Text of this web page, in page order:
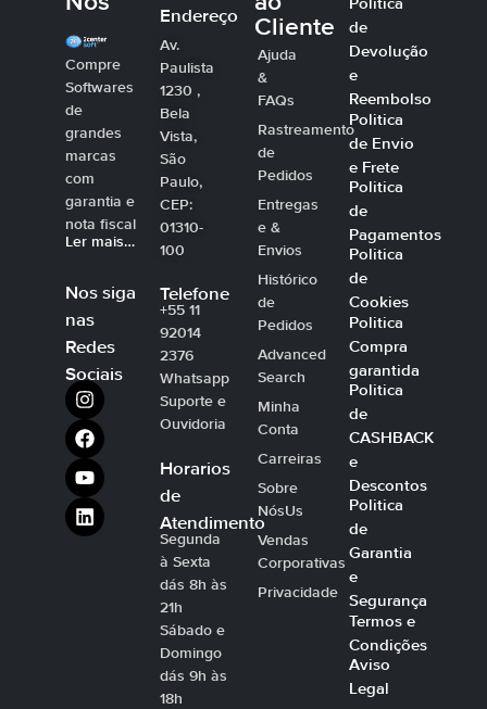
Compre
Softwares
de
grandes
marcas
com
garantia e
nota fiscal
Ler mais…
Nos siga
nas
Redes
Sociais
Endereço
Av.
Paulista
1230 ,
Bela
Vista,
São
Paulo,
CEP:
01310-
100
Telefone
+55 11
92014
2376
Whatsapp
Suporte e
Ouvidoria
Horarios
de
Atendimento
Segunda
à Sexta
dás 8h às
21h
Sábado e
Domingo
dás 9h às
18h
Cliente
Ajuda
&
FAQs
Rastreamento
de
Pedidos
Entregas
e &
Envios
Histórico
de
Pedidos
Advanced
Search
Minha
Conta
Carreiras
Sobre
NósUs
Vendas
Corporativas
Privacidade
Politica
de
Devolução
e
Reembolso
Politica
de Envio
e Frete
Politica
de
Pagamentos
Politica
de
Cookies
Politica
Compra
garantida
Politica
de
CASHBACK
e
Descontos
Politica
de
Garantia
e
Segurança
Termos e
Condições
Aviso
Legal